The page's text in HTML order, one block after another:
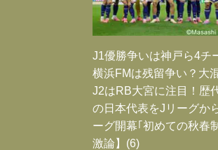
J1優勝争いは神戸ら4チ
横浜FMは残留争い？大
J2はRB大宮に注目！歴
の日本代表をJリーグか
ーグ開幕｢初めての秋春
激論】(6)